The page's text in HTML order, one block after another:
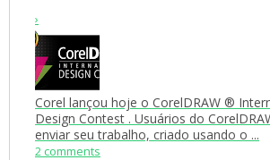
›
Corel lançou hoje o CorelDRAW ®
Design Contest . Usuários do
enviar seu trabalho, criado usando o ...
2 comments